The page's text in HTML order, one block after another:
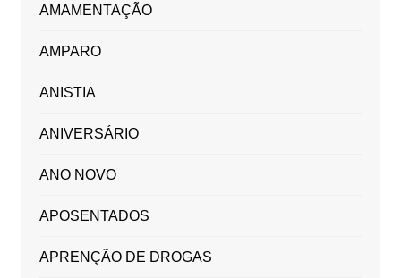
AMAMENTAÇÃO
AMPARO
ANISTIA
ANIVERSÁRIO
ANO NOVO
APOSENTADOS
APRENÇÃO DE DROGAS